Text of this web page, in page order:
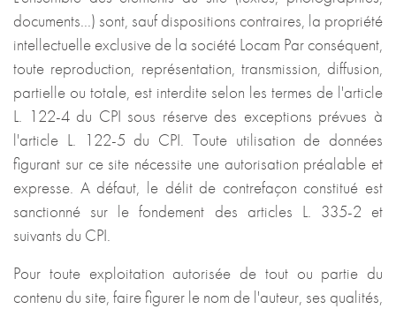
documents...) sont, sauf dispositions contraires, la propriété
intellectuelle exclusive de la société Locam Par conséquent,
toute reproduction, représentation, transmission, diffusion,
partielle ou totale, est interdite selon les termes de l'article
L. 122-4 du CPI sous réserve des exceptions prévues à
l'article L. 122-5 du CPI. Toute utilisation de données
figurant sur ce site nécessite une autorisation préalable et
expresse. A défaut, le délit de contrefaçon constitué est
sanctionné sur le fondement des articles L. 335-2 et
suivants du CPI.
Pour toute exploitation autorisée de tout ou partie du
contenu du site, faire figurer le nom de l'auteur, ses qualités,